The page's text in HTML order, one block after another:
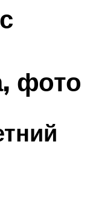
фото